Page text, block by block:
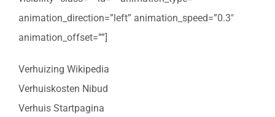
animation_direction=”left” animation_speed=”0.3″
animation_offset=””]
Verhuizing Wikipedia
Verhuiskosten Nibud
Verhuis Startpagina